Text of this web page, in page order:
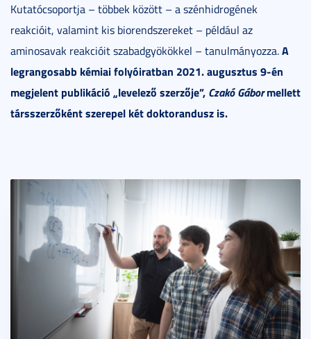
Kutatócsoportja – többek között – a szénhidrogének
reakcióit, valamint kis biorendszereket – például az
aminosavak reakcióit szabadgyökökkel – tanulmányozza.A
legrangosabb kémiai folyóiratban 2021. augusztus 9-én
megjelent publikáció „levelező szerzője”, Czakó Gábormellett
társszerzőként szerepel két doktorandusz is.